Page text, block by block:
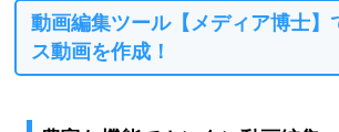
動画編集ツール【メディア博士】
ス動画を作成！